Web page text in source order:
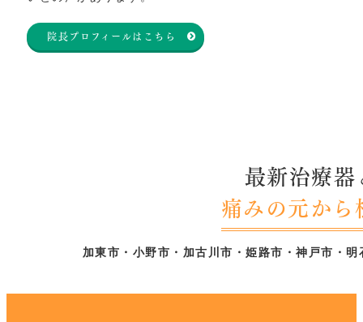
院長プロフィールはこちら
最新治療
痛みの元か
加東市・小野市・加古川市・姫路市・神戸市・